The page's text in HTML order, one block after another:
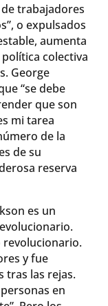
trabajadores
o expulsados
aumenta
colectiva
George
“se debe
que son
mi tarea
de la
de su
reserva
es un
revolucionario.
y fue
tras las rejas.
en